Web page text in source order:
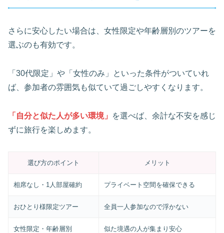
さらに安心したい場合は、女性限定や年齢層別のツアーを
選ぶのも有効です。
「30代限定」や「女性のみ」といった条件がついていれ
ば、参加者の雰囲気も似ていて過ごしやすくなります。
「自分と似た人が多い環境」
を選べば、余計な不安を感じ
ずに旅行を楽しめます。
選び方のポイント メリット
相席なし・1人部屋確約 プライベート空間を確保できる
おひとり様限定ツアー 全員一人参加なので浮かない
女性限定・年齢層別 似た境遇の人が集まり安心